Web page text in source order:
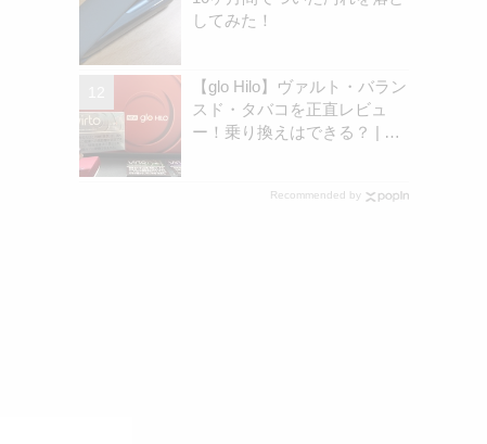
してみた！
【glo Hilo】ヴァルト・バラン
スド・タバコを正直レビュ
ー！乗り換えはできる？ | ア
Recommended by